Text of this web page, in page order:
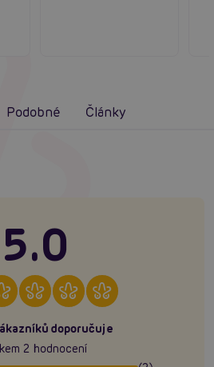
Podobné Články
5.0
doporučuje
2 hodnocení